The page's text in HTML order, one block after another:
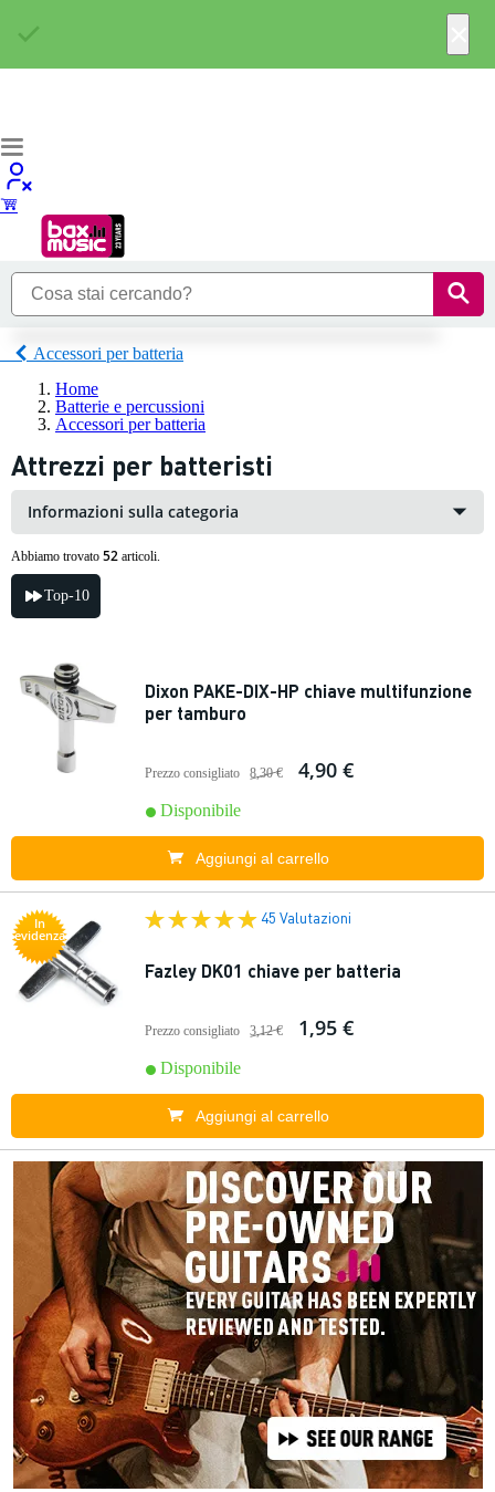
Accessori per batteria
Home
Batterie e percussioni
Accessori per batteria
Attrezzi per batteristi
Informazioni sulla categoria
Abbiamo trovato 52 articoli.
Top-10
Dixon PAKE-DIX-HP chiave multifunzione
per tamburo
Prezzo consigliato 8,30 € 4,90 €
Disponibile
Aggiungi al carrello
In
evidenza
45 Valutazioni
Fazley DK01 chiave per batteria
Prezzo consigliato 3,12 € 1,95 €
Disponibile
Aggiungi al carrello